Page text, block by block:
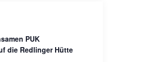
PUK
die Redlinger Hütte